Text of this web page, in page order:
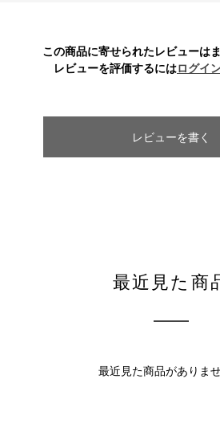
この商品に寄せられたレビューは
レビューを評価するにはログイ
レビューを書く
最近見た商
最近見た商品がありませ